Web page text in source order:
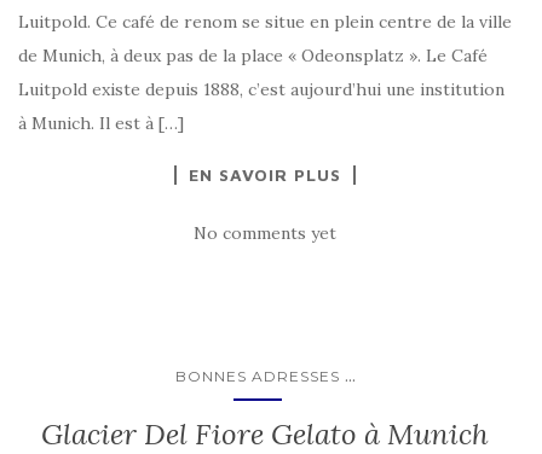
Luitpold. Ce café de renom se situe en plein centre de la ville
de Munich, à deux pas de la place « Odeonsplatz ». Le Café
Luitpold existe depuis 1888, c’est aujourd’hui une institution
à Munich. Il est à […]
EN SAVOIR PLUS
No comments yet
BONNES ADRESSES ...
Glacier Del Fiore Gelato à Munich